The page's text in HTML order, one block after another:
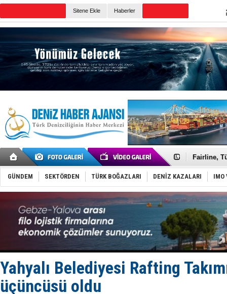
Sitene Ekle Haberler
Deniz
Fairline,
Baltık
Runit
Dünyanın
Türk
Hüseyin
Hat-San
Med
Tekne, su
Dışişleri
GÜNDEM SEKTÖRDEN TÜRK BOĞAZLARI DENİZ KAZALARI IMO
Yahyalı Belediyesi Rafting
üçüncüsü oldu